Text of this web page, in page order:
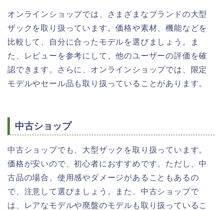
オンラインショップでは、さまざまなブランドの大型
ザックを取り扱っています。価格や素材、機能などを
比較して、自分に合ったモデルを選びましょう。ま
た、レビューを参考にして、他のユーザーの評価を確
認できます。さらに、オンラインショップでは、限定
モデルやセール品も取り扱っていることがあります。
中古ショップ
中古ショップでも、大型ザックを取り扱っています。
価格が安いので、初心者におすすめです。ただし、中
古品の場合、使用感やダメージがあることもあるの
で、注意して選びましょう。また、中古ショップで
は、レアなモデルや廃盤のモデルも取り扱っているこ